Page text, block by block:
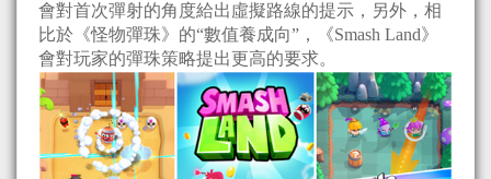
會對首次彈射的角度給出虛擬路線的提示，另外，相
比於《怪物彈珠》的“數值養成向”，《Smash Land》
會對玩家的彈珠策略提出更高的要求。